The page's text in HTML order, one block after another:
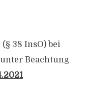
38 InsO) bei
Beachtung